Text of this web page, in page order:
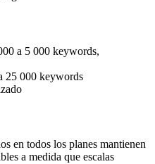
a 5 000 keywords,
25 000 keywords
en todos los planes mantienen
a medida que escalas